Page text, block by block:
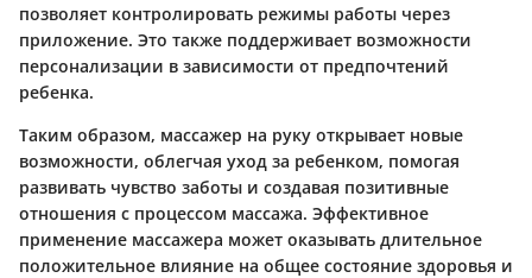
позволяет контролировать режимы работы через
приложение. Это также поддерживает возможности
персонализации в зависимости от предпочтений
ребенка.
Таким образом, массажер на руку открывает новые
возможности, облегчая уход за ребенком, помогая
развивать чувство заботы и создавая позитивные
отношения с процессом массажа. Эффективное
применение массажера может оказывать длительное
положительное влияние на общее состояние здоровья и